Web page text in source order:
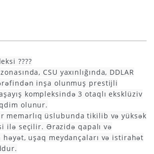
????️
CSU yaxınlığında, DDLAR
inşa olunmuş prestijli
kompleksində 3 otaqlı eksklüziv
olunur.
memarlıq üslubunda tikilib və yüksək
ilə seçilir. Ərazidə qapalı və
həyət, uşaq meydançaları və istirahət